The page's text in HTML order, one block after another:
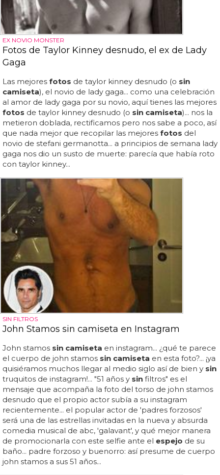
EX NOVIO MONSTER
Fotos de Taylor Kinney desnudo, el ex de Lady
Gaga
Las mejores fotos de taylor kinney desnudo (o sin
camiseta), el novio de lady gaga... como una celebración
al amor de lady gaga por su novio, aquí tienes las mejores
fotos de taylor kinney desnudo (o sin camiseta)... nos la
metieron doblada, rectificamos pero nos sabe a poco, así
que nada mejor que recopilar las mejores fotos del
novio de stefani germanotta... a principios de semana lady
gaga nos dio un susto de muerte: parecía que había roto
con taylor kinney...
SIN FILTROS
John Stamos sin camiseta en Instagram
John stamos sin camiseta en instagram... ¿qué te parece
el cuerpo de john stamos sin camiseta en esta foto?... ¡ya
quisiéramos muchos llegar al medio siglo así de bien y sin
truquitos de instagram!... "51 años y sin filtros" es el
mensaje que acompaña la foto del torso de john stamos
desnudo que el propio actor subía a su instagram
recientemente... el popular actor de 'padres forzosos'
será una de las estrellas invitadas en la nueva y absurda
comedia musical de abc, 'galavant', y qué mejor manera
de promocionarla con este selfie ante el espejo de su
baño... padre forzoso y buenorro: así presume de cuerpo
john stamos a sus 51 años...